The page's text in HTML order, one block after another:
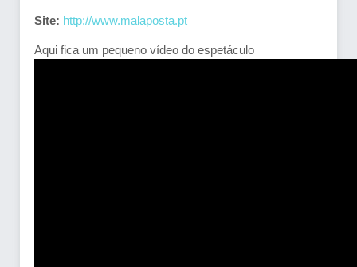
Site: http://www.malaposta.pt
Aqui fica um pequeno vídeo do espetáculo